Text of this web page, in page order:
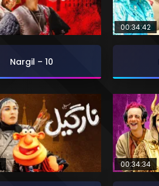
Nargil – 10
00:34:42
00:34:34